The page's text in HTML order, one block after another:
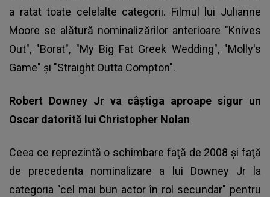
a ratat toate celelalte categorii. Filmul lui Julianne
Moore se alătură nominalizărilor anterioare "Knives
Out", "Borat", "My Big Fat Greek Wedding", "Molly's
Game" şi "Straight Outta Compton".
Robert Downey Jr va câştiga aproape sigur un
Oscar datorită lui Christopher Nolan
Ceea ce reprezintă o schimbare faţă de 2008 şi faţă
de precedenta nominalizare a lui Downey Jr la
categoria "cel mai bun actor în rol secundar" pentru